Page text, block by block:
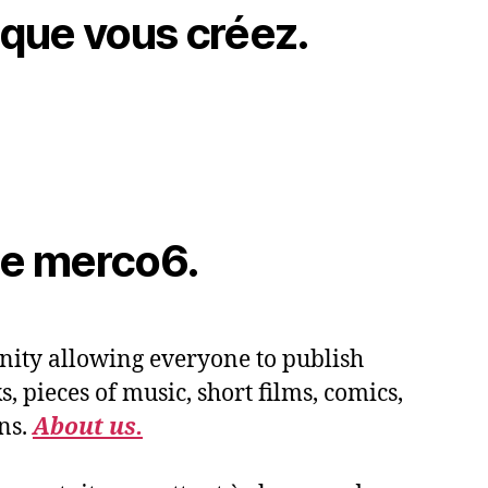
vous créez.
merco6.
allowing everyone to publish
pieces of music, short films, comics,
About us.